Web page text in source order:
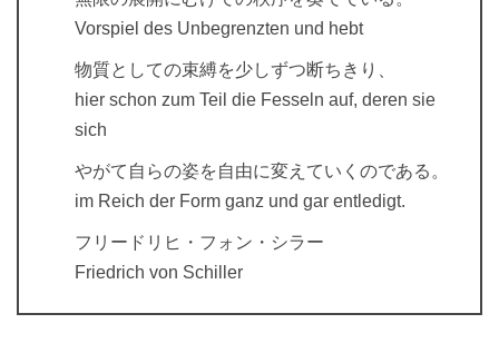
Vorspiel des Unbegrenzten und hebt
物質としての束縛を少しずつ断ちきり、
hier schon zum Teil die Fesseln auf, deren sie
sich
やがて自らの姿を自由に変えていくのである。
im Reich der Form ganz und gar entledigt.
フリードリヒ・フォン・シラー
Friedrich von Schiller